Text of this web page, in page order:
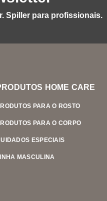
Spiller para profissionais.
HOME CARE
PARA O ROSTO
PARA O CORPO
ESPECIAIS
MASCULINA